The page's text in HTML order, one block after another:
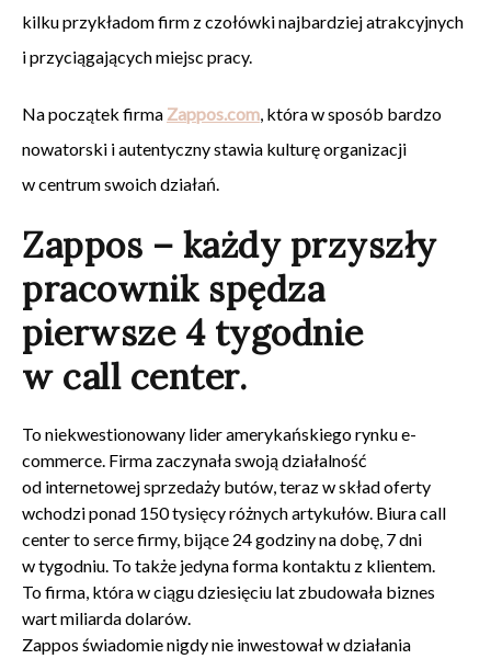
kilku przykładom firm z czołówki najbardziej atrakcyjnych
i przyciągających miejsc pracy.
Na początek firma Zappos.com, która w sposób bardzo
nowatorski i autentyczny stawia kulturę organizacji
w centrum swoich działań.
Zappos – każdy przyszły
pracownik spędza
pierwsze 4 tygodnie
w call center.
To niekwestionowany lider amerykańskiego rynku e-
commerce. Firma zaczynała swoją działalność
od internetowej sprzedaży butów, teraz w skład oferty
wchodzi ponad 150 tysięcy różnych artykułów. Biura call
center to serce firmy, bijące 24 godziny na dobę, 7 dni
w tygodniu. To także jedyna forma kontaktu z klientem.
To firma, która w ciągu dziesięciu lat zbudowała biznes
wart miliarda dolarów.
Zappos świadomie nigdy nie inwestował w działania